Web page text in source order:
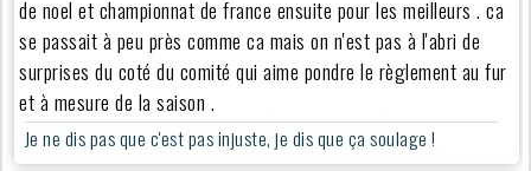
de noel et championnat de france ensuite pour les meilleurs . ca
se passait à peu près comme ca mais on n'est pas à l'abri de
surprises du coté du comité qui aime pondre le règlement au fur
et à mesure de la saison .
Je ne dis pas que c'est pas injuste, je dis que ça soulage !